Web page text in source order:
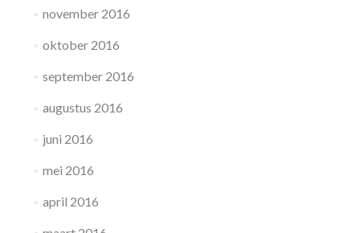
november 2016
oktober 2016
september 2016
augustus 2016
juni 2016
mei 2016
april 2016